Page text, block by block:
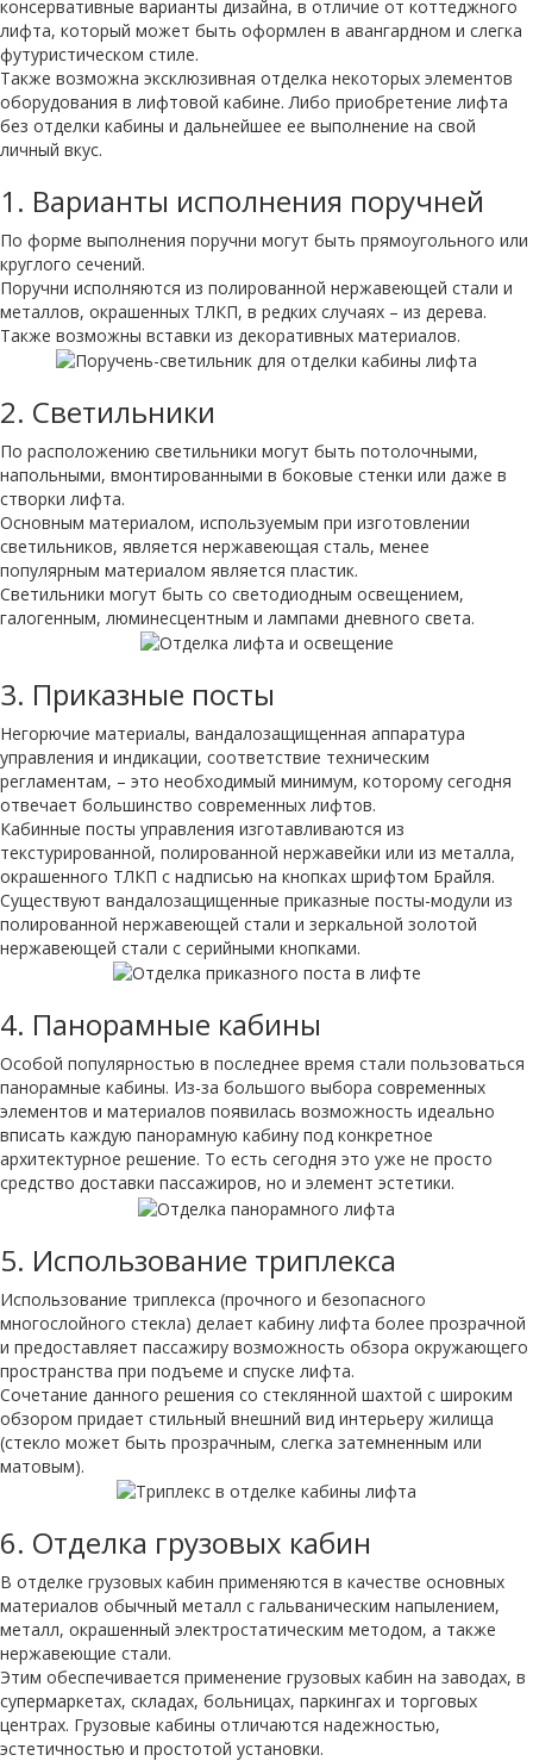
консервативные варианты дизайна, в отличие от коттеджного
лифта, который может быть оформлен в авангардном и слегка
футуристическом стиле.
Также возможна эксклюзивная отделка некоторых элементов
оборудования в лифтовой кабине. Либо приобретение лифта
без отделки кабины и дальнейшее ее выполнение на свой
личный вкус.
1. Варианты исполнения поручней
По форме выполнения поручни могут быть прямоугольного или
круглого сечений.
Поручни исполняются из полированной нержавеющей стали и
металлов, окрашенных ТЛКП, в редких случаях – из дерева.
Также возможны вставки из декоративных материалов.
2. Светильники
По расположению светильники могут быть потолочными,
напольными, вмонтированными в боковые стенки или даже в
створки лифта.
Основным материалом, используемым при изготовлении
светильников, является нержавеющая сталь, менее
популярным материалом является пластик.
Светильники могут быть со светодиодным освещением,
галогенным, люминесцентным и лампами дневного света.
3. Приказные посты
Негорючие материалы, вандалозащищенная аппаратура
управления и индикации, соответствие техническим
регламентам, – это необходимый минимум, которому сегодня
отвечает большинство современных лифтов.
Кабинные посты управления изготавливаются из
текстурированной, полированной нержавейки или из металла,
окрашенного ТЛКП с надписью на кнопках шрифтом Брайля.
Существуют вандалозащищенные приказные посты-модули из
полированной нержавеющей стали и зеркальной золотой
нержавеющей стали с серийными кнопками.
4. Панорамные кабины
Особой популярностью в последнее время стали пользоваться
панорамные кабины. Из-за большого выбора современных
элементов и материалов появилась возможность идеально
вписать каждую панорамную кабину под конкретное
архитектурное решение. То есть сегодня это уже не просто
средство доставки пассажиров, но и элемент эстетики.
5. Использование триплекса
Использование триплекса (прочного и безопасного
многослойного стекла) делает кабину лифта более прозрачной
и предоставляет пассажиру возможность обзора окружающего
пространства при подъеме и спуске лифта.
Сочетание данного решения со стеклянной шахтой с широким
обзором придает стильный внешний вид интерьеру жилища
(стекло может быть прозрачным, слегка затемненным или
матовым).
6. Отделка грузовых кабин
В отделке грузовых кабин применяются в качестве основных
материалов обычный металл с гальваническим напылением,
металл, окрашенный электростатическим методом, а также
нержавеющие стали.
Этим обеспечивается применение грузовых кабин на заводах, в
супермаркетах, складах, больницах, паркингах и торговых
центрах. Грузовые кабины отличаются надежностью,
эстетичностью и простотой установки.